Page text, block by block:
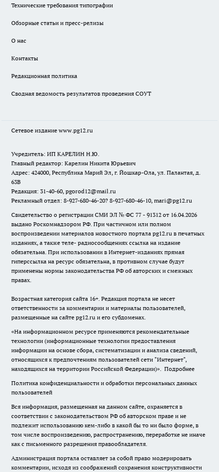
Технические требования типографии
Обзорные статьи и пресс-релизы
О нас
Контакты
Редакционная политика
Сводная ведомость результатов проведения СОУТ
Сетевое издание www.pg12.ru
Учредитель: ИП КАРЕЛИН Н.Ю.
Главный редактор: Карелин Никита Юрьевич
Адрес: 424000, Республика Марий Эл, г. Йошкар-Ола, ул. Палантая, д.
63В
Редакция: 31-40-60, pgorod12@mail.ru
Рекламный отдел: 8-927-680-46-20? 8-927-680-46-10, mari@pg12.ru
Свидетельство о регистрации СМИ ЭЛ № ФС 77 - 91312 от 16.04.2026
выдано Роскомнадзором РФ. При частичном или полном
воспроизведении материалов новостного портала pg12.ru в печатных
изданиях, а также теле- радиосообщениях ссылка на издание
обязательна. При использовании в Интернет-изданиях прямая
гиперссылка на ресурс обязательна, в противном случае будут
применены нормы законодательства РФ об авторских и смежных
правах.
Возрастная категория сайта 16+. Редакция портала не несет
ответственности за комментарии и материалы пользователей,
размещенные на сайте pg12.ru и его субдоменах.
«На информационном ресурсе применяются рекомендательные
технологии (информационные технологии предоставления
информации на основе сбора, систематизации и анализа сведений,
относящихся к предпочтениям пользователей сети "Интернет",
находящихся на территории Российской Федерации)». Подробнее
Политика конфиденциальности и обработки персональных данных
пользователей
Вся информация, размещенная на данном сайте, охраняется в
соответствии с законодательством РФ об авторском праве и не
подлежит использованию кем-либо в какой бы то ни было форме, в
том числе воспроизведению, распространению, переработке не иначе
как с письменного разрешения правообладателя.
Администрация портала оставляет за собой право модерировать
комментарии, исходя из соображений сохранения конструктивности